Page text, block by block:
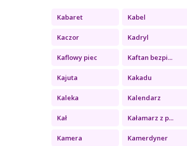
Kabaret Kabel
Kaczor Kadryl
Kaflowy piec Kaftan bezpi...
Kajuta Kakadu
Kaleka Kalendarz
Kał Kałamarz z p...
Kamera Kamerdyner